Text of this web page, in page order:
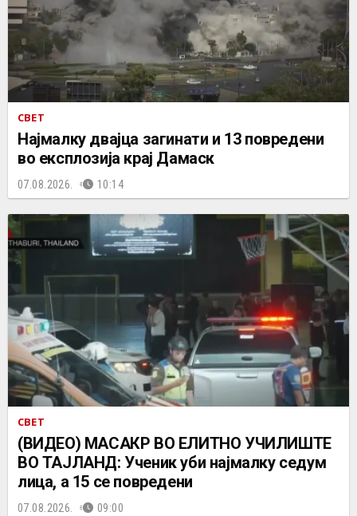
СВЕТ
Најмалку двајца загинати и 13 повредени
во експлозија крај Дамаск
07.08.2026. 10:14
СВЕТ
(ВИДЕО) МАСАКР ВО ЕЛИТНО УЧИЛИШТЕ
ВО ТАЈЛАНД: Ученик уби најмалку седум
лица, а 15 се повредени
07.08.2026. 09:00